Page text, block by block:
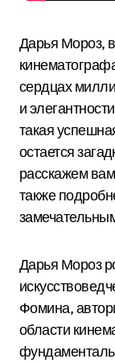
Дарья Мороз,
сердцах
и
такая
остается
расскажем
также
Дарья Мороз
Фомина,
области